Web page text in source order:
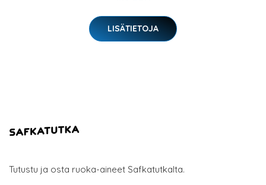
LISÄTIETOJA
Tutustu ja osta ruoka-aineet Safkatutkalta.